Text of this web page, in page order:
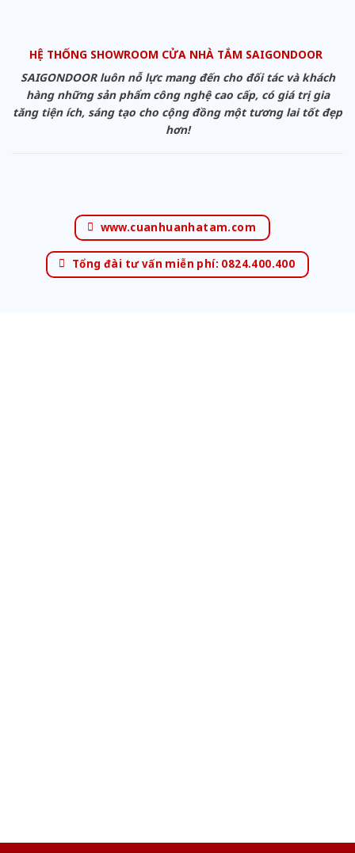
HỆ THỐNG SHOWROOM CỬA NHÀ TẮM SAIGONDOOR
SAIGONDOOR luôn nỗ lực mang đến cho đối tác và khách
hàng những sản phẩm công nghệ cao cấp, có giá trị gia
tăng tiện ích, sáng tạo cho cộng đồng một tương lai tốt đẹp
hơn!
www.cuanhuanhatam.com
Tổng đài tư vấn miễn phí: 0824.400.400